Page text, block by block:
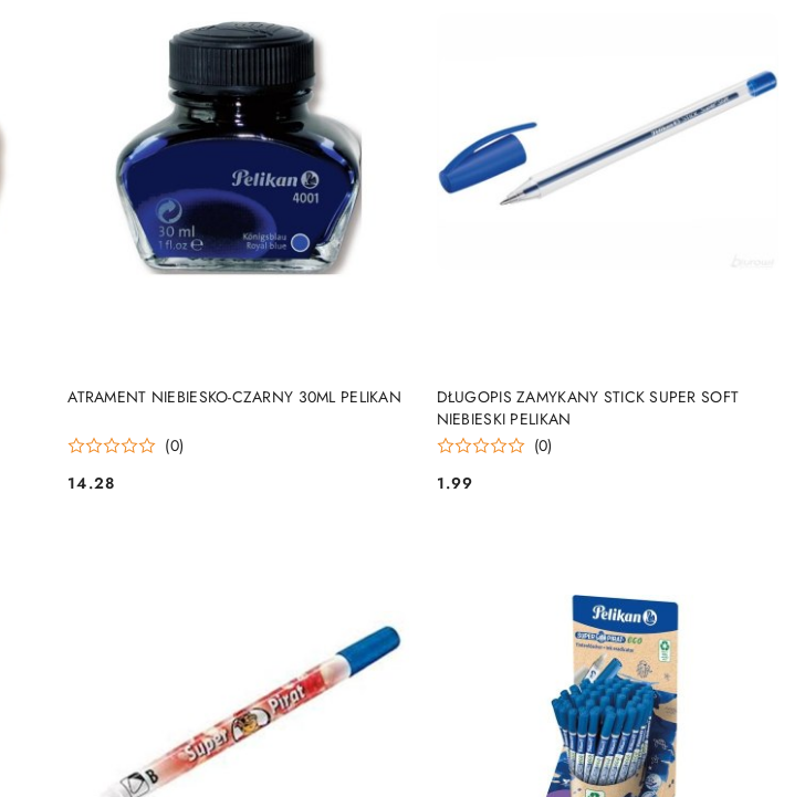
ATRAMENT NIEBIESKO-CZARNY 30ML PELIKAN
(0)
Cena:
14.28
PRODUKT NIEDOSTĘPNY
DŁUGOPIS ZAMYKANY STICK SUPER SOFT
NIEBIESKI PELIKAN
(0)
Cena:
1.99
PRODUKT NIEDOSTĘPNY